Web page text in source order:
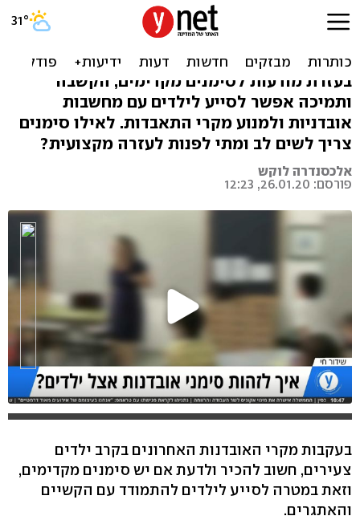
כך מזהים סימני אובדנות אצל
בעזרת מודעות לסימנים מקדימים, הקשבה
ותמיכה אפשר לסייע לילדים עם מחשבות
אובדניות ולמנוע מקרי התאבדות. לאילו סימנים
צריך לשים לב ומתי לפנות לעזרה מקצועית?
אלכסנדרה לוקש
פורסם: 26.01.20, 12:23
בעקבות מקרי האובדנות האחרונים בקרב ילדים
צעירים, חשוב להכיר ולדעת אם יש סימנים מקדימים,
וזאת במטרה לסייע לילדים להתמודד עם הקשיים
והאתגרים.